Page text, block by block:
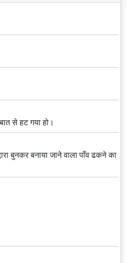
से हट गया हो।
बुनकर बनाया जाने वाला पाँव ढकने का